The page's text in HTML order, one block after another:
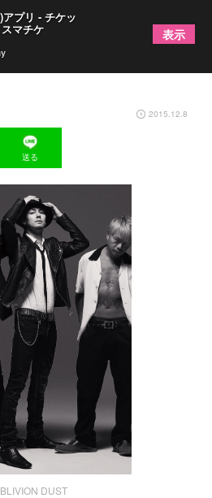
半ぶりツアー東名阪で開催
2015.12.8
送る
DUST
プリ - チケッ
マチケ 表示